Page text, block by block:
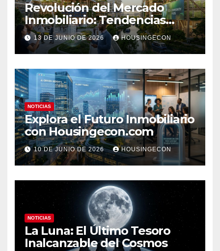
Revolución del Mercado
Inmobiliario: Tendencias
Clave 2023
13 DE JUNIO DE 2026 HOUSINGECON
NOTICIAS
Explora el Futuro Inmobiliario
con Housingecon.com
10 DE JUNIO DE 2026 HOUSINGECON
NOTICIAS
La Luna: El Último Tesoro
Inalcanzable del Cosmos